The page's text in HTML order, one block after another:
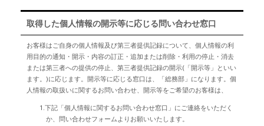
取得した個人情報の開示等に応じる問い合わせ窓口
お客様はご自身の個人情報及び第三者提供記録について、個人情報の利
用目的の通知・開示・内容の訂正・追加または削除・利用の停止・消去
または第三者への提供の停止、第三者提供記録の開示(「開示等」といい
ます。)に応じます。開示等に応じる窓口は、「総務部」になります。個
人情報の取扱いに関するお問い合わせ、開示等をご希望のお客様は、
1.下記「個人情報に関するお問い合わせ窓口」にご連絡をいただく
か、問い合わせフォームよりお願いいたします。